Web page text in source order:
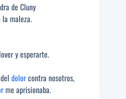
de Cluny
maleza.
y esperarte.
dolorcontra nosotros,
me aprisionaba.